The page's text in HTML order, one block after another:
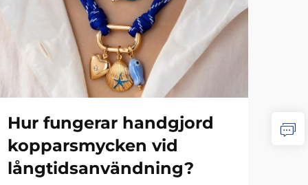
Hur fungerar handgjord
kopparsmycken vid
långtidsanvändning?